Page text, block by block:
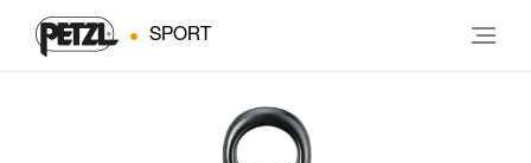
SPORT